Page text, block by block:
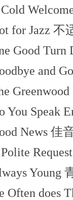
for Jazz
Good
and
You Speak
News 佳
Polite
Young
Often does